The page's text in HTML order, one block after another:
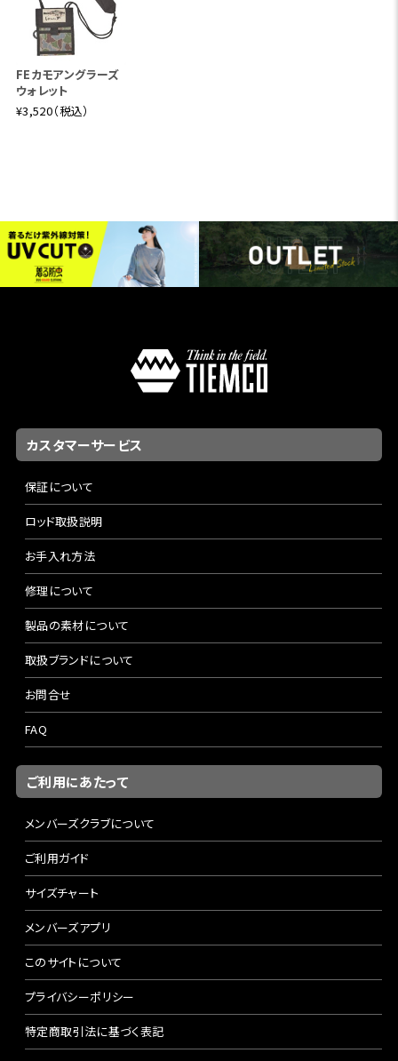
FEカモアングラーズ
ウォレット
¥3,520（税込）
カスタマーサービス
保証について
ロッド取扱説明
お手入れ方法
修理について
製品の素材について
取扱ブランドについて
お問合せ
FAQ
ご利用にあたって
メンバーズクラブについて
ご利用ガイド
サイズチャート
メンバーズアプリ
このサイトについて
プライバシーポリシー
特定商取引法に基づく表記